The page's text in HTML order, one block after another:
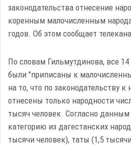
законодательства отнесение
коренным малочисленным
годов. Об этом сообщает
По словам Гильмутдинова, все
были "приписаны к
на то, что по законодательству
отнесены только народности
тысяч человек. Согласно данным
категорию из дагестанских
тысячи человек), таты (1,5